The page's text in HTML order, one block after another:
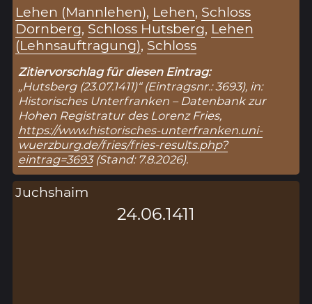
Lehen (Mannlehen), Lehen, Schloss
Dornberg, Schloss Hutsberg, Lehen
(Lehnsauftragung), Schloss
Zitiervorschlag für diesen Eintrag:
„Hutsberg (23.07.1411)“ (Eintragsnr.: 3693), in:
Historisches Unterfranken – Datenbank zur
Hohen Registratur des Lorenz Fries,
https://www.historisches-unterfranken.uni-
wuerzburg.de/fries/fries-results.php?
eintrag=3693(Stand: 7.8.2026).
Juchshaim
24.06.1411